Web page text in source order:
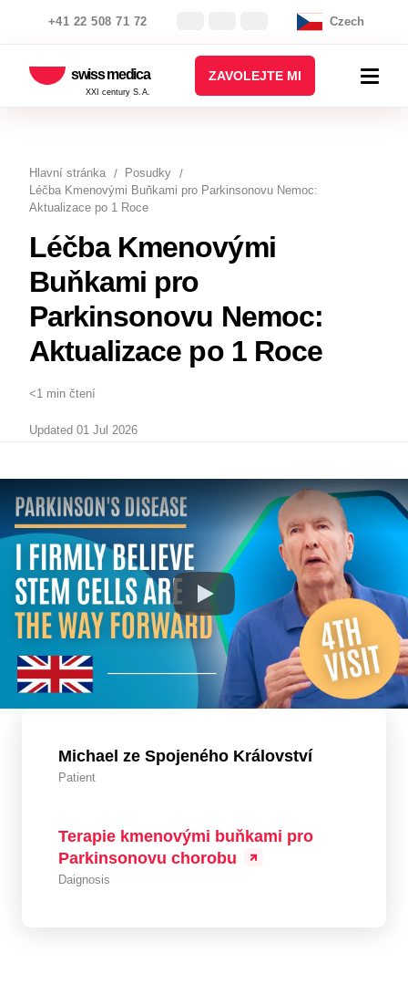
+41 22 508 71 72 Czech
swiss medica
XXI century S.A.
ZAVOLEJTE MI
Hlavní stránka
Posudky
Léčba Kmenovými Buňkami pro Parkinsonovu Nemoc:
Aktualizace po 1 Roce
Léčba Kmenovými
Buňkami pro
Parkinsonovu Nemoc:
Aktualizace po 1 Roce
<1 min čtení
Updated 01 Jul 2026
Michael ze Spojeného Království
Patient
Terapie kmenovými buňkami pro
Parkinsonovu chorobu
Daignosis